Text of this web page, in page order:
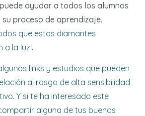
ayudar a todos los alumnos
proceso de aprendizaje.
que estos diamantes
a la luz!.
links y estudios que pueden
al rasgo de alta sensibilidad
Y si te ha interesado este
alguna de tus buenas